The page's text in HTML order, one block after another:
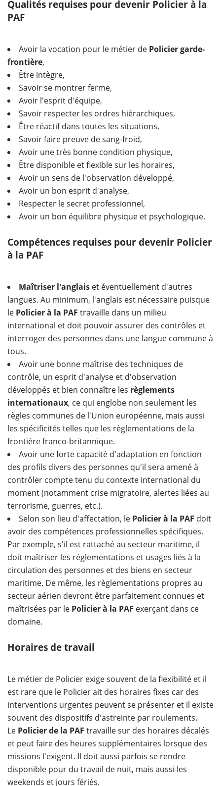
Qualités requises pour devenir Policier à la
PAF
Avoir la vocation pour le métier de Policier garde-
frontière,
Être intègre,
Savoir se montrer ferme,
Avoir l'esprit d'équipe,
Savoir respecter les ordres hiérarchiques,
Être réactif dans toutes les situations,
Savoir faire preuve de sang-froid,
Avoir une très bonne condition physique,
Être disponible et flexible sur les horaires,
Avoir un sens de l'observation développé,
Avoir un bon esprit d'analyse,
Respecter le secret professionnel,
Avoir un bon équilibre physique et psychologique.
Compétences requises pour devenir Policier
à la PAF
Maîtriser l'anglais et éventuellement d'autres
langues. Au minimum, l'anglais est nécessaire puisque
le Policier à la PAF travaille dans un milieu
international et doit pouvoir assurer des contrôles et
interroger des personnes dans une langue commune à
tous.
Avoir une bonne maîtrise des techniques de
contrôle, un esprit d'analyse et d'observation
développés et bien connaître les règlements
internationaux, ce qui englobe non seulement les
règles communes de l'Union européenne, mais aussi
les spécificités telles que les règlementations de la
frontière franco-britannique.
Avoir une forte capacité d'adaptation en fonction
des profils divers des personnes qu'il sera amené à
contrôler compte tenu du contexte international du
moment (notamment crise migratoire, alertes liées au
terrorisme, guerres, etc.).
Selon son lieu d'affectation, le Policier à la PAF doit
avoir des compétences professionnelles spécifiques.
Par exemple, s'il est rattaché au secteur maritime, il
doit maîtriser les réglementations et usages liés à la
circulation des personnes et des biens en secteur
maritime. De même, les règlementations propres au
secteur aérien devront être parfaitement connues et
maîtrisées par le Policier à la PAF exerçant dans ce
domaine.
Horaires de travail
Le métier de Policier exige souvent de la flexibilité et il
est rare que le Policier ait des horaires fixes car des
interventions urgentes peuvent se présenter et il existe
souvent des dispositifs d'astreinte par roulements.
Le Policier de la PAF travaille sur des horaires décalés
et peut faire des heures supplémentaires lorsque des
missions l'exigent. Il doit aussi parfois se rendre
disponible pour du travail de nuit, mais aussi les
weekends et jours fériés.